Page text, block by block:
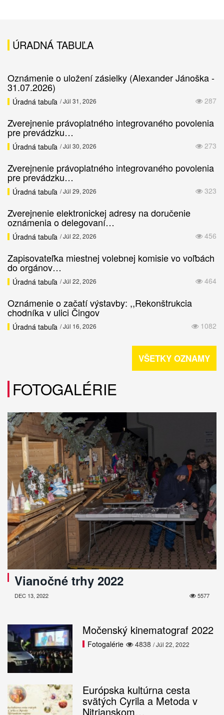
ÚRADNÁ TABUĽA
Oznámenie o uložení zásielky (Alexander Jánoška -
31.07.2026)
287
Úradná tabuľa / Júl 31, 2026
Zverejnenie právoplatného integrovaného povolenia
pre prevádzku…
273
Úradná tabuľa / Júl 30, 2026
Zverejnenie právoplatného integrovaného povolenia
pre prevádzku…
323
Úradná tabuľa / Júl 29, 2026
Zverejnenie elektronickej adresy na doručenie
oznámenia o delegovaní…
456
Úradná tabuľa / Júl 22, 2026
Zapisovateľka miestnej volebnej komisie vo voľbách
do orgánov…
464
Úradná tabuľa / Júl 22, 2026
Oznámenie o začatí výstavby: ,,Rekonštrukcia
chodníka v ulici Čingov
1082
Úradná tabuľa / Júl 16, 2026
VŠETKY OZNAMY
FOTOGALÉRIE
Vianočné trhy 2022
5577
DEC 13, 2022
Močenský kinematograf 2022
4838
Fotogalérie / Júl 22, 2022
Európska kultúrna cesta
svätých Cyrila a Metoda v
Nitrianskom…